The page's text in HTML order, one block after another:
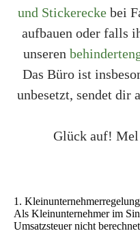
und Stickerecke bei
aufbauen oder falls
unseren
Das Büro ist
unbesetzt, sendet dir
Glück auf!
1. Kleinunternehmerregelung
Als Kleinunternehmer im
Umsatzsteuer nicht